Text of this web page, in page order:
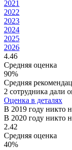
2021
2022
2023
2024
2025
2026
4.46
Средняя оценка
90%
Средняя
2 сотрудника дали
Оценка в деталях
В 2019 году никто
В 2020 году никто
2.42
Средняя оценка
40%